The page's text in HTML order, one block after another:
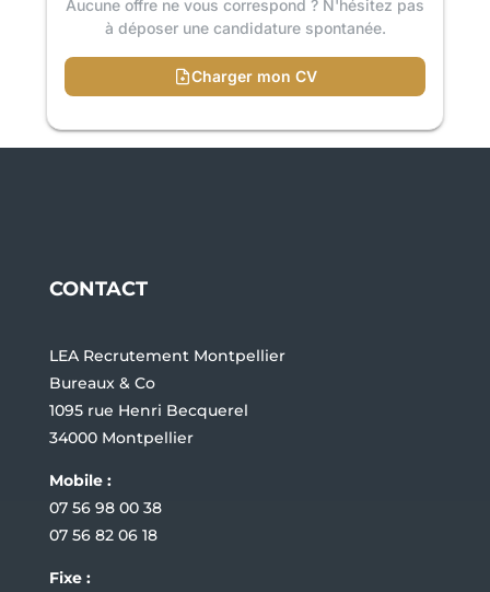
Aucune offre ne vous correspond ? N'hésitez pas
à déposer une candidature spontanée.
Charger mon CV
CONTACT
LEA Recrutement Montpellier
Bureaux & Co
1095 rue Henri Becquerel
34000 Montpellier
Mobile :
07 56 98 00 38
07 56 82 06 18
Fixe :